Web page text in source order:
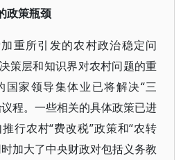
政策瓶颈
重所引发的农村政治稳定问
策层和知识界对农村问题的重
国家领导集体业已将解决“三
程。一些相关的具体政策已进
行农村“费改税”政策和“农转
加大了中央财政对包括义务教